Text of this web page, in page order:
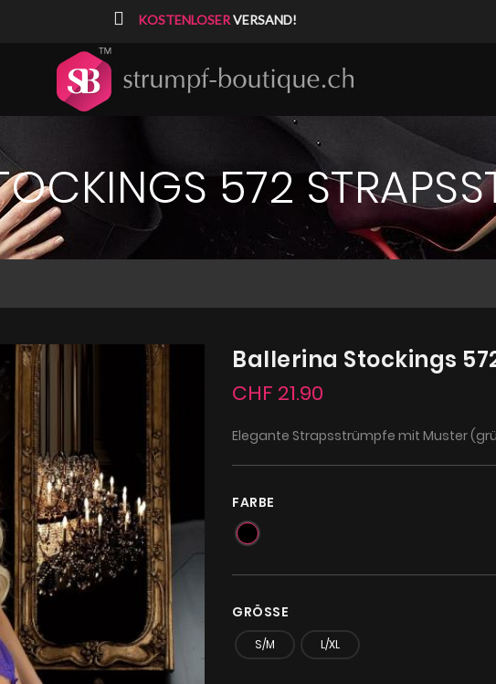
KOSTENLOSERVERSAND!
572
Ballerina Stockings
CHF 21.90
Elegante Strapsstrümpfe mit Muster
FARBE
GRÖSSE
S/M L/XL